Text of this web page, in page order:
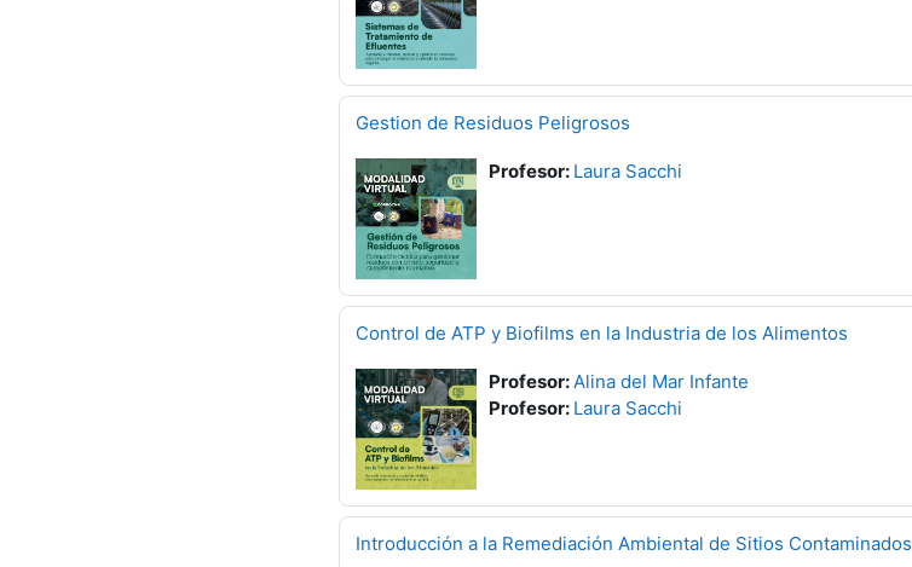
Gestion de Residuos Peligrosos
Profesor: Laura Sacchi
Control de ATP y Biofilms en la Industria de los Alimentos
Profesor:Alina del Mar Infante
Profesor: Laura Sacchi
Introducción a la Remediación Ambiental de Sitios Contaminados